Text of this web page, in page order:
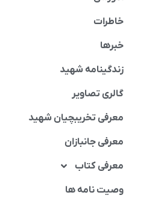
خاطرات
خبرها
زندگینامه شهید
گالری تصاویر
معرفی تخریبچیان شهید
معرفی جانبازان
معرفی کتاب
وصیت نامه ها